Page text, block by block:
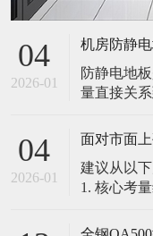
04
2026-01
防静电地
量直接关
修，是保障其
由值班工程师执行
面有无明
04
2026-01
建议从以
1. 核心考量
您必须计